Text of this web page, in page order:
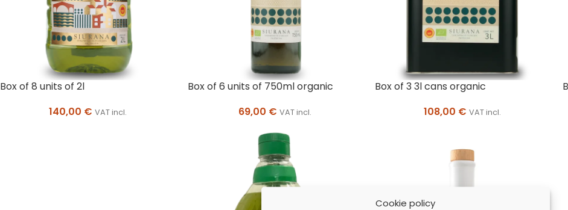
Cookie policy
Box of 8 units of 2l
140,00 € VAT incl.
Box of 6 units of 750ml organic
69,00 € VAT incl.
Box of 3 3l cans organic
108,00 € VAT incl.